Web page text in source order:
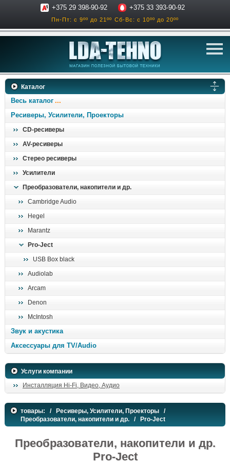
+375 29 398-90-92 +375 33 393-90-92
Пн-Пт: с 9ºº до 21ºº Сб-Вс: с 10ºº до 20ºº
телевизоры
звук и акустика
Каталог
Весь каталог
Ресиверы, Усилители, Проекторы
CD-ресиверы
AV-ресиверы
Стерео ресиверы
Усилители
Преобразователи, накопители и др.
Cambridge Audio
Hegel
Marantz
Pro-Ject
USB Box black
Audiolab
Arcam
Denon
McIntosh
Звук и акустика
Аксессуары для TV/Audio
Услуги компании
Инсталляция Hi-Fi, Видео, Аудио
товары: / Ресиверы, Усилители, Проекторы /
Преобразователи, накопители и др. / Pro-Ject
Преобразователи, накопители и др.
Pro-Ject